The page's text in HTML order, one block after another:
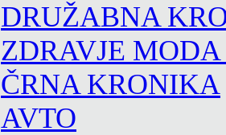
DRUŽABNA
ZDRAVJE
ČRNA KRONIKA
AVTO